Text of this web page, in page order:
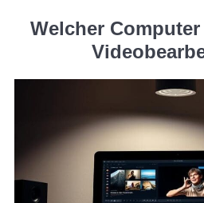
Welcher